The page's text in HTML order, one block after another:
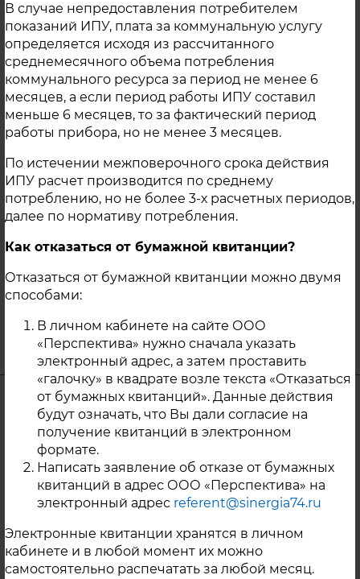
В случае непредоставления потребителем
показаний ИПУ, плата за коммунальную услугу
определяется исходя из рассчитанного
среднемесячного объема потребления
коммунального ресурса за период не менее 6
месяцев, а если период работы ИПУ составил
меньше 6 месяцев, то за фактический период
работы прибора, но не менее 3 месяцев.
По истечении межповерочного срока действия
ИПУ расчет производится по среднему
потреблению, но не более 3-х расчетных периодов,
далее по нормативу потребления.
Как отказаться от бумажной квитанции?
Отказаться от бумажной квитанции можно двумя
способами:
В личном кабинете на сайте ООО
«Перспектива» нужно сначала указать
электронный адрес, а затем проставить
«галочку» в квадрате возле текста «Отказаться
от бумажных квитанций». Данные действия
будут означать, что Вы дали согласие на
получение квитанций в электронном
формате.
Написать заявление об отказе от бумажных
квитанций в адрес ООО «Перспектива» на
электронный адрес referent@sinergia74.ru
Электронные квитанции хранятся в личном
кабинете и в любой момент их можно
самостоятельно распечатать за любой месяц.
Урожайная, 7, в следующие даты:
15.05.2025 — гидравлические испытания
на прочность и плотность магистральных
и квартальных тепловых сетей после
окончания отопительного периода 2024-
2025 гг. 16.05.2025 — испытания на
гидравлические потери водяных
тепловых сетей контура теплоснабжения
котельной; 19.05.2025 — испытания на
тепловые потери водяных тепловых сетей
контура теплоснабжения котельной; В
связи с чем с 14.05.2025г. горячее
водоснабжение потребителей будет
работ.
с. Миасское
Уважаемые жители г. Карабаш!
ООО «Перспектива» планирует
проведение испытаний тепловых сетей в
г. Карабаш от котельной, расположенной
по адресу: г. Карабаш, ул. 1 Мая, в
следующие даты: 12.05.2025 —
гидравлические испытания на прочность
и плотность магистральных и квартальных
тепловых сетей после окончания